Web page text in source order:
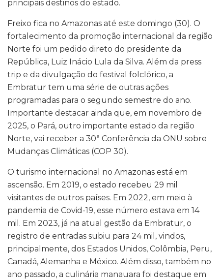
principais destinos do estado.
Freixo fica no Amazonas até este domingo (30). O
fortalecimento da promoção internacional da região
Norte foi um pedido direto do presidente da
República, Luiz Inácio Lula da Silva. Além da press
trip e da divulgação do festival folclórico, a
Embratur tem uma série de outras ações
programadas para o segundo semestre do ano.
Importante destacar ainda que, em novembro de
2025, o Pará, outro importante estado da região
Norte, vai receber a 30ª Conferência da ONU sobre
Mudanças Climáticas (COP 30).
O turismo internacional no Amazonas está em
ascensão. Em 2019, o estado recebeu 29 mil
visitantes de outros países. Em 2022, em meio à
pandemia de Covid-19, esse número estava em 14
mil. Em 2023, já na atual gestão da Embratur, o
registro de entradas subiu para 24 mil, vindos,
principalmente, dos Estados Unidos, Colômbia, Peru,
Canadá, Alemanha e México. Além disso, também no
ano passado, a culinária manauara foi destaque em